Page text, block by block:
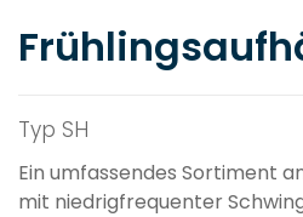
Typ SH
Ein umfassendes Sortiment
mit niedrigfrequenter